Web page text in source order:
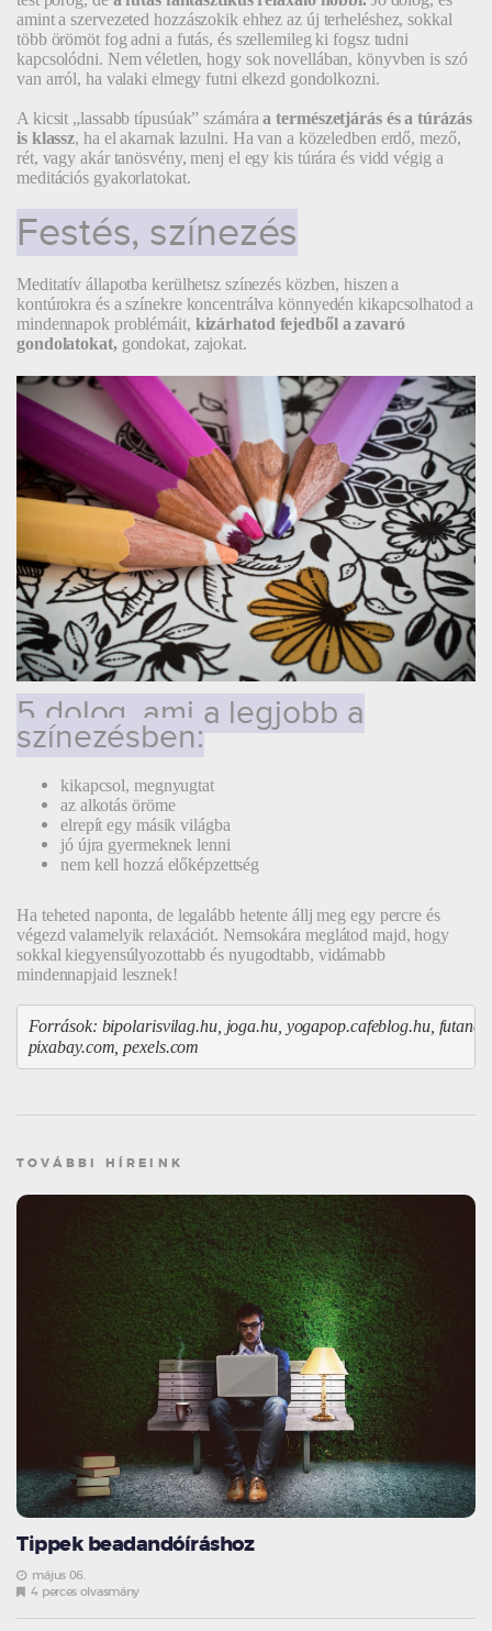
amint a szervezeted hozzászokik ehhez az új terheléshez, sokkal
több örömöt fog adni a futás, és szellemileg ki fogsz tudni
kapcsolódni. Nem véletlen, hogy sok novellában, könyvben is szó
van arról, ha valaki elmegy futni elkezd gondolkozni.
A kicsit „lassabb típusúak” számáraa természetjárás és a túrázás
is klassz, ha el akarnak lazulni. Ha van a közeledben erdő, mező,
rét, vagy akár tanösvény, menj el egy kis túrára és vidd végig a
meditációs gyakorlatokat.
Festés, színezés
Meditatív állapotba kerülhetsz színezés közben, hiszen a
kontúrokra és a színekre koncentrálva könnyedén kikapcsolhatod a
mindennapok problémáit, kizárhatod fejedből a zavaró
gondolatokat, gondokat, zajokat.
5 dolog, ami a legjobb a
színezésben:
kikapcsol, megnyugtat
az alkotás öröme
elrepít egy másik világba
jó újra gyermeknek lenni
nem kell hozzá előképzettség
Ha teheted naponta, de legalább hetente állj meg egy percre és
végezd valamelyik relaxációt. Nemsokára meglátod majd, hogy
sokkal kiegyensúlyozottabb és nyugodtabb, vidámabb
mindennapjaid lesznek!
Források: bipolarisvilag.hu, joga.hu, yogapop.cafeblog.hu,
pixabay.com, pexels.com
TOVÁBBI HÍREINK
Tippek beadandóíráshoz
május 06.
4 perces olvasmány